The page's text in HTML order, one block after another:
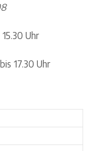
Uhr
17.30 Uhr